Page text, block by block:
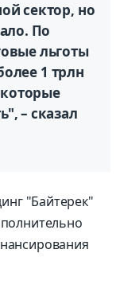
сектор, но
По
льготы
1 трлн
– сказал
"Байтерек"